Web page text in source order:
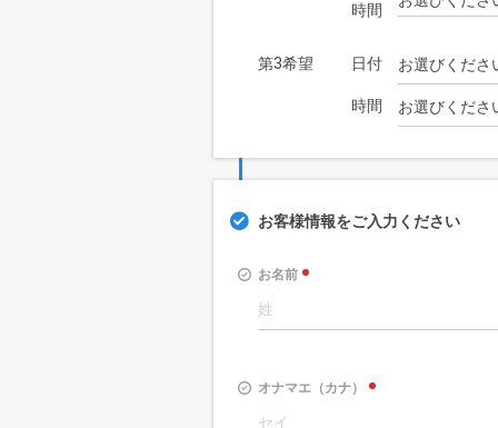
時間
第3希望 日付
時間
お客様情報をご入力ください
お名前
オナマエ（カナ）